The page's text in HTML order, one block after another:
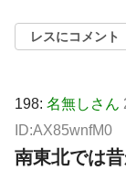
レスにコメント
198: 名無しさん
ID:AX85wnfM0
南東北では